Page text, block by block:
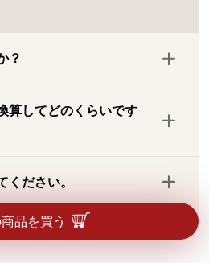
品を買う
？
クの香ばしい匂いがしま
み込むことで直接口から
いがあがってくるように
算してどのくらいです
大きめのにんにくひと
ください。
に保存してください。要
せんが、開封後は冷蔵庫